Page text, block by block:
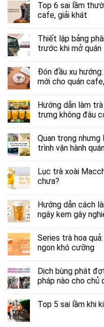
Top 6 sai lầm
cafe, giải khát
Thiết lập bảng
trước khi mở quán
Đón đầu xu
mới cho quán
Hướng dẫn làm
trưng không đâu
Quan trọng nhưng
trình vận hành
Lục trà xoài
chưa?
Hướng dẫn cách
ngậy kem gây
Series trà hoa
ngon khó cưỡng
Dịch bùng phát
pháp nào cho chủ
Top 5 sai lầm khi